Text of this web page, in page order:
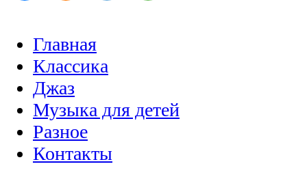
Главная
Классика
Джаз
Музыка для детей
Разное
Контакты